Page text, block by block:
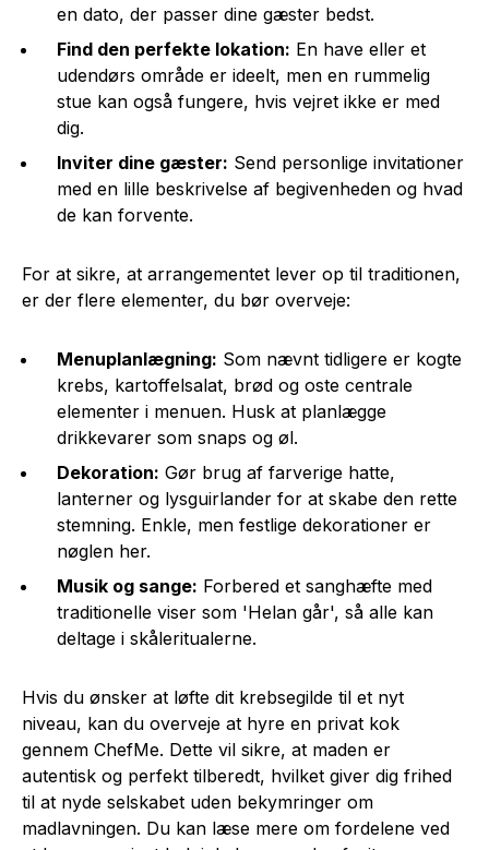
en dato, der passer dine gæster bedst.
Find den perfekte lokation: En have eller et
udendørs område er ideelt, men en rummelig
stue kan også fungere, hvis vejret ikke er med
dig.
Inviter dine gæster: Send personlige invitationer
med en lille beskrivelse af begivenheden og hvad
de kan forvente.
For at sikre, at arrangementet lever op til traditionen,
er der flere elementer, du bør overveje:
Menuplanlægning: Som nævnt tidligere er kogte
krebs, kartoffelsalat, brød og oste centrale
elementer i menuen. Husk at planlægge
drikkevarer som snaps og øl.
Dekoration: Gør brug af farverige hatte,
lanterner og lysguirlander for at skabe den rette
stemning. Enkle, men festlige dekorationer er
nøglen her.
Musik og sange: Forbered et sanghæfte med
traditionelle viser som 'Helan går', så alle kan
deltage i skåleritualerne.
Hvis du ønsker at løfte dit krebsegilde til et nyt
niveau, kan du overveje at hyre en privat kok
gennem ChefMe. Dette vil sikre, at maden er
autentisk og perfekt tilberedt, hvilket giver dig frihed
til at nyde selskabet uden bekymringer om
madlavningen. Du kan læse mere om fordelene ved